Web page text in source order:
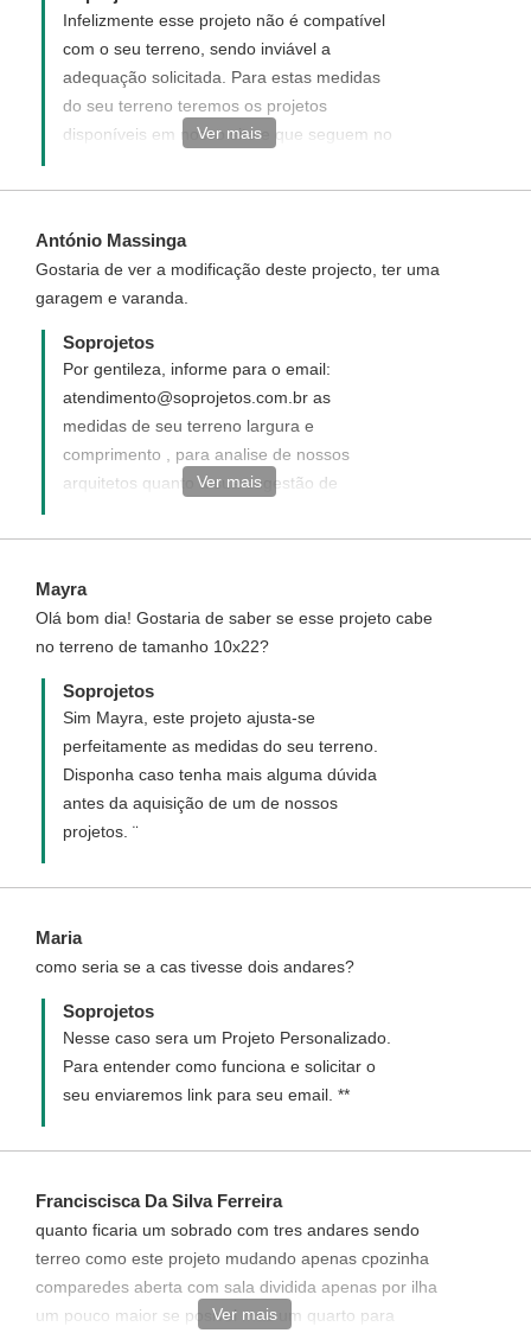
Infelizmente esse projeto não é compatível
com o seu terreno, sendo inviável a
adequação solicitada. Para estas medidas
do seu terreno teremos os projetos
disponíveis em nosso site e que seguem no
http://www.soprojetos.com.br/ver-
não atenda as suas necessidades
sugerimos que solicite um projeto
Personalizado. O mesmo será elaborado do
seu jeito ao seu gosto e de acordo com
suas necessidades. Você pode solicitar um
projeto novo, personalizado para você.
Para solicitar e entender como funciona,
acesse o link ao
lado:http://www.soprojetos.com.br/personalizado.
Ver mais
António Massinga
Gostaria de ver a modificação deste projecto, ter uma
garagem e varanda.
Soprojetos
Por gentileza, informe para o email:
atendimento@soprojetos.com.br as
medidas de seu terreno largura e
comprimento , para analise de nossos
arquitetos quanto a sua sugestão de
custos.
Ver mais
Mayra
Olá bom dia! Gostaria de saber se esse projeto cabe
no terreno de tamanho 10x22?
Soprojetos
Sim Mayra, este projeto ajusta-se
perfeitamente as medidas do seu terreno.
Disponha caso tenha mais alguma dúvida
antes da aquisição de um de nossos
projetos. ¨
Maria
como seria se a cas tivesse dois andares?
Soprojetos
Nesse caso sera um Projeto Personalizado.
Para entender como funciona e solicitar o
seu enviaremos link para seu email. **
Franciscisca Da Silva Ferreira
quanto ficaria um sobrado com tres andares sendo
terreo como este projeto mudando apenas cpozinha
comparedes aberta com sala dividida apenas por ilha
um pouco maior se posivel mas um quarto para
Ver mais